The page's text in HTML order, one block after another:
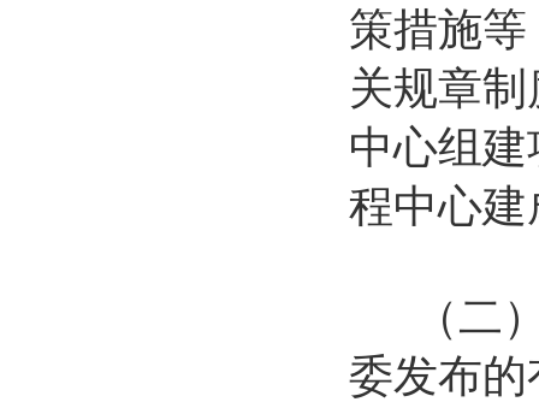
策措施
关规章
中心组
程中心
（二）
委发布